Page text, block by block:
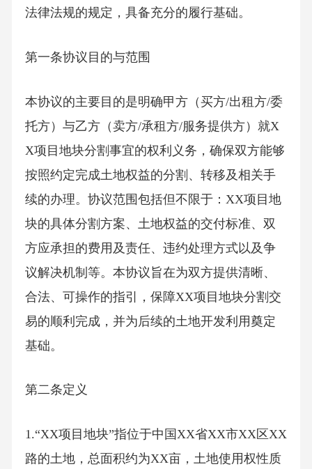
法律法规的规定，具备充分的履行基础。
第一条协议目的与范围
本协议的主要目的是明确甲方（买方/出租方/委
托方）与乙方（卖方/承租方/服务提供方）就X
X项目地块分割事宜的权利义务，确保双方能够
按照约定完成土地权益的分割、转移及相关手
续的办理。协议范围包括但不限于：XX项目地
块的具体分割方案、土地权益的交付标准、双
方应承担的费用及责任、违约处理方式以及争
议解决机制等。本协议旨在为双方提供清晰、
合法、可操作的指引，保障XX项目地块分割交
易的顺利完成，并为后续的土地开发利用奠定
基础。
第二条定义
1.“XX项目地块”指位于中国XX省XX市XX区XX
路的土地，总面积约为XX亩，土地使用权性质